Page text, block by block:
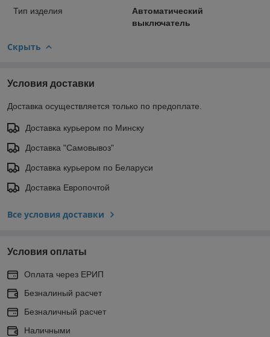
Тип изделия
Автоматический
выключатель
Скрыть
Условия доставки
Доставка осуществляется только по предоплате.
Доставка курьером по Минску
Доставка "Самовывоз"
Доставка курьером по Беларуси
Доставка Европочтой
Все условия доставки
Условия оплаты
Оплата через ЕРИП
Безналиный расчет
Безналичный расчет
Наличными